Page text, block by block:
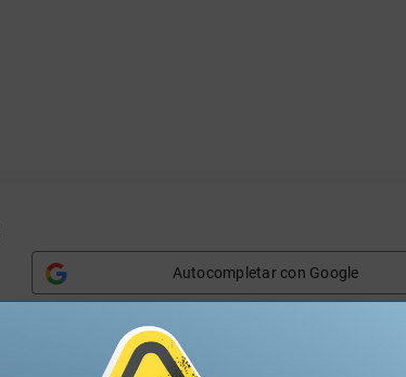
Autocompletar con Google